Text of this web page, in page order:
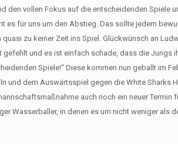
den vollen Fokus auf die entscheidenden Spiele
es für uns um den Abstieg. Das sollte jedem
zu keiner Zeit ins Spiel. Glückwünsch an
und es ist einfach schade, dass die Jungs
Spiele!“ Diese kommen nun geballt im
und dem Auswärtsspiel gegen die White Sharks
auch noch ein neuer Termin
Wasserballer, in denen es um nicht weniger als